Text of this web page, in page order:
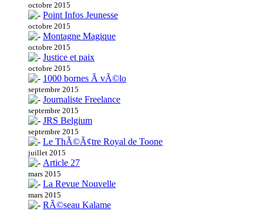
octobre 2015
Point Infos Jeunesse
octobre 2015
Montagne Magique
octobre 2015
Justice et paix
octobre 2015
1000 bornes Ã vÃ©lo
septembre 2015
Journaliste Freelance
septembre 2015
JRS Belgium
septembre 2015
Le ThÃ©Ã¢tre Royal de Toone
juillet 2015
Article 27
mars 2015
La Revue Nouvelle
mars 2015
RÃ©seau Kalame